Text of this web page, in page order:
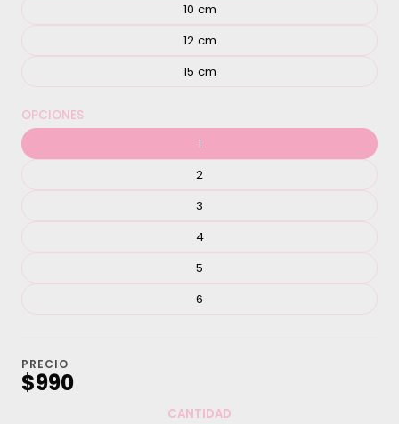
10 cm
12 cm
15 cm
OPCIONES
1
2
3
4
5
6
PRECIO
$990
CANTIDAD